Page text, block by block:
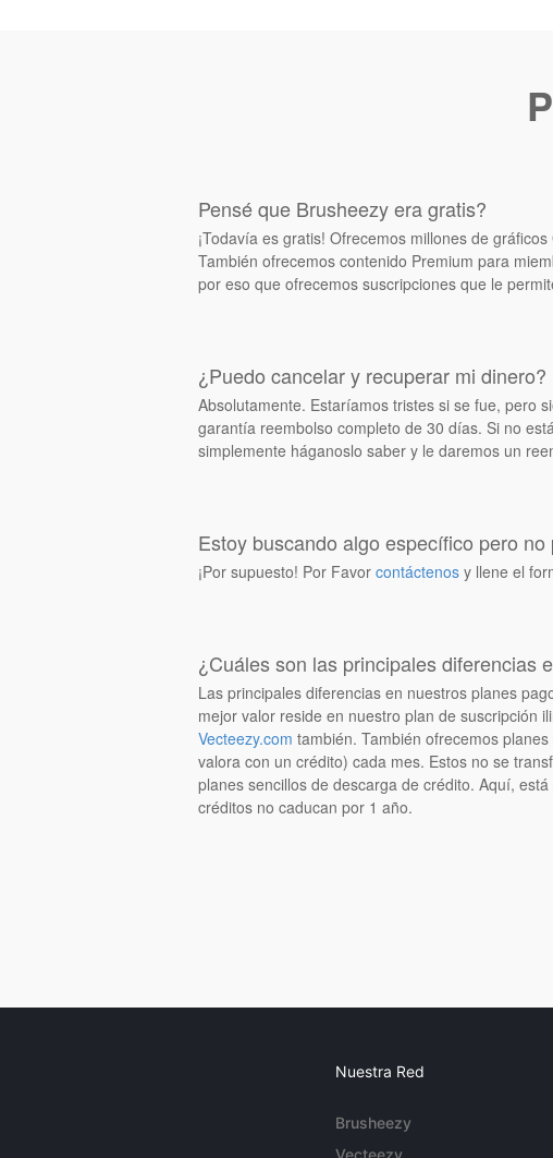
Pensé que Brusheezy era gratis?
¡Todavía es gratis! Ofrecemos millones de
También ofrecemos contenido Premium para
por eso que ofrecemos suscripciones que le
¿Puedo cancelar y recuperar mi dinero?
Absolutamente. Estaríamos tristes si se fue, pero
garantía reembolso completo de 30 días. Si no
simplemente háganoslo saber y le daremos un
Estoy buscando algo específico pero
¡Por supuesto! Por Favor contáctenos y llene el
¿Cuáles son las principales diferencias
Las principales diferencias en nuestros planes
mejor valor reside en nuestro plan de suscripción
Vecteezy.com también. También ofrecemos
valora con un crédito) cada mes. Estos no se
planes sencillos de descarga de crédito. Aquí,
créditos no caducan por 1 año.
Nuestra Red
Brusheezy
Vecteezy